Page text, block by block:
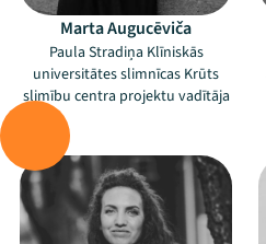
Marta Augucēviča
Paula Stradiņa Klīniskās
universitātes slimnīcas Krūts
slimību centra projektu vadītāja